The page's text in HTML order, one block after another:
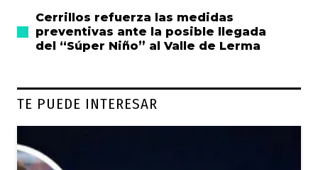
Cerrillos refuerza las medidas
preventivas ante la posible llegada
del “Súper Niño” al Valle de Lerma
TE PUEDE INTERESAR